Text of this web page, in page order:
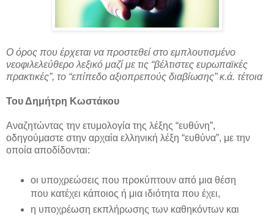
Ο όρος που έρχεται να προστεθεί στο εμπλουτισμένο
νεοφιλελεύθερο λεξικό μαζί με τις “βέλτιστες ευρωπαϊκές
πρακτικές”, το “επίπεδο αξιοπρεπούς διαβίωσης” κ.ά. τέτοια
Του Δημήτρη Κωστάκου
Αναζητώντας την ετυμολογία της λέξης “ευθύνη”,
οδηγούμαστε στην αρχαία ελληνική λέξη “ευθύνα”, με την
οποία αποδίδονται:
οι υποχρεώσεις που προκύπτουν από μια θέση
που κατέχει κάποιος ή μια ιδιότητα που έχει,
η υποχρέωση εκπλήρωσης των καθηκόντων και